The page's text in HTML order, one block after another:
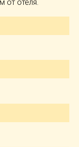
от отеля.